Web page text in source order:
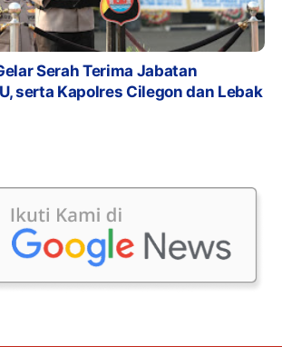
Serah Terima Jabatan
serta Kapolres Cilegon dan Lebak